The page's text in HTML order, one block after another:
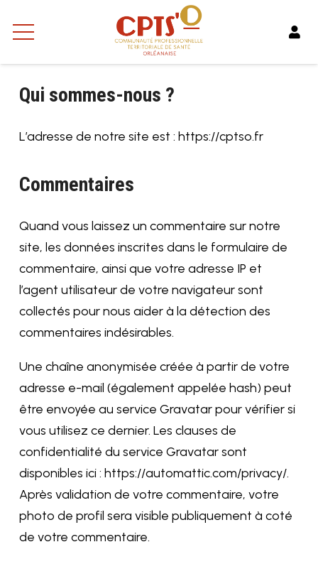
Qui sommes-nous ?
L’adresse de notre site est : https://cptso.fr
Commentaires
Quand vous laissez un commentaire sur notre
site, les données inscrites dans le formulaire de
commentaire, ainsi que votre adresse IP et
l’agent utilisateur de votre navigateur sont
collectés pour nous aider à la détection des
commentaires indésirables.
Une chaîne anonymisée créée à partir de votre
adresse e-mail (également appelée hash) peut
être envoyée au service Gravatar pour vérifier si
vous utilisez ce dernier. Les clauses de
confidentialité du service Gravatar sont
disponibles ici : https://automattic.com/privacy/.
Après validation de votre commentaire, votre
photo de profil sera visible publiquement à coté
de votre commentaire.